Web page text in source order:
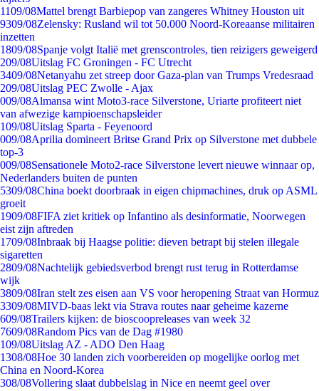
1109/08Mattel brengt Barbiepop van zangeres Whitney Houston uit
9309/08Zelensky: Rusland wil tot 50.000 Noord-Koreaanse militairen
inzetten
1809/08Spanje volgt Italië met grenscontroles, tien reizigers geweigerd
209/08Uitslag FC Groningen - FC Utrecht
3409/08Netanyahu zet streep door Gaza-plan van Trumps Vredesraad
209/08Uitslag PEC Zwolle - Ajax
009/08Almansa wint Moto3-race Silverstone, Uriarte profiteert niet
van afwezige kampioenschapsleider
109/08Uitslag Sparta - Feyenoord
009/08Aprilia domineert Britse Grand Prix op Silverstone met dubbele
top-3
009/08Sensationele Moto2-race Silverstone levert nieuwe winnaar op,
Nederlanders buiten de punten
5309/08China boekt doorbraak in eigen chipmachines, druk op ASML
groeit
1909/08FIFA ziet kritiek op Infantino als desinformatie, Noorwegen
eist zijn aftreden
1709/08Inbraak bij Haagse politie: dieven betrapt bij stelen illegale
sigaretten
2809/08Nachtelijk gebiedsverbod brengt rust terug in Rotterdamse
wijk
3809/08Iran stelt zes eisen aan VS voor heropening Straat van Hormuz
3309/08MIVD-baas lekt via Strava routes naar geheime kazerne
609/08Trailers kijken: de bioscoopreleases van week 32
7609/08Random Pics van de Dag #1980
109/08Uitslag AZ - ADO Den Haag
1308/08Hoe 30 landen zich voorbereiden op mogelijke oorlog met
China en Noord-Korea
308/08Vollering slaat dubbelslag in Nice en neemt geel over